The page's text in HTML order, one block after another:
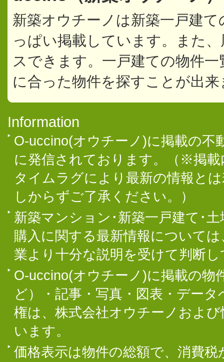
新築オウチーノは新築一戸建
っぱい掲載しています。また
スできます。一戸建ての物件
に合った物件を探すことが出来
Information
O-uccino(オウチーノ)に掲載の不
に発信されております。（※掲
タイムラグにより最新の情報と
しからずご了承ください。）
新築マンション･新築一戸建て･
購入に関する最新情報について
業より十分な説明を受けて判断
O-uccino(オウチーノ)に掲載の物
ど）・記事・写真・図表・デー
権は、株式会社オウチーノおよ
います。
価格表示は物件の総額で、消費